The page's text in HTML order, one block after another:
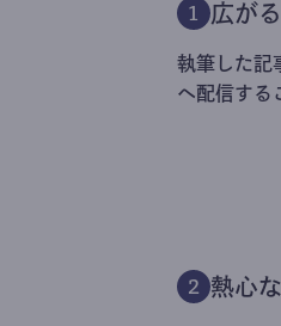
1 広が
執筆した記
へ配信する
2 熱心